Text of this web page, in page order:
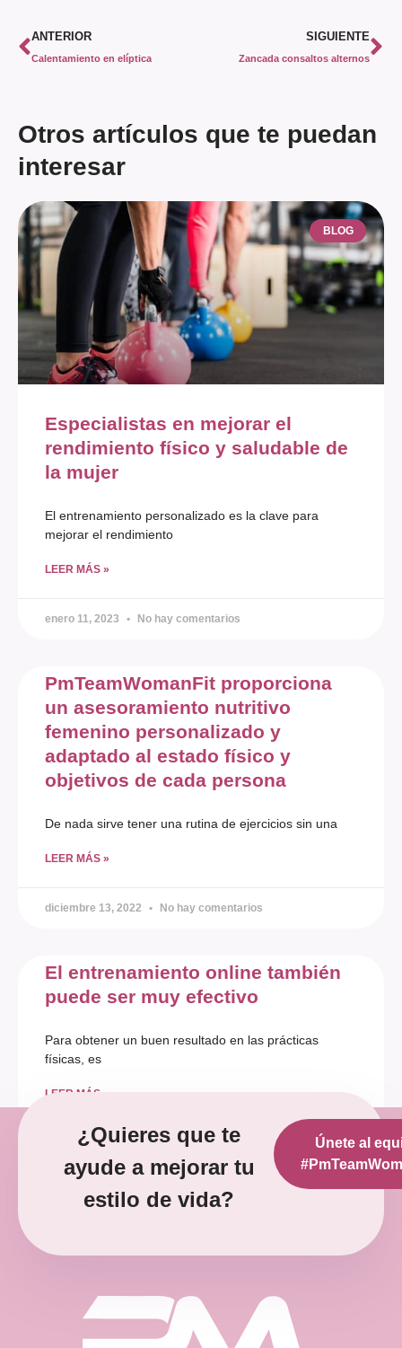
ANTERIOR
Calentamiento en elíptica
SIGUIENTE
Zancada consaltos alternos
Otros artículos que te puedan
interesar
BLOG
Especialistas en mejorar el
rendimiento físico y saludable de
la mujer
El entrenamiento personalizado es la clave para
mejorar el rendimiento
LEER MÁS »
enero 11, 2023 No hay comentarios
PmTeamWomanFit proporciona
un asesoramiento nutritivo
femenino personalizado y
adaptado al estado físico y
objetivos de cada persona
De nada sirve tener una rutina de ejercicios sin una
LEER MÁS »
diciembre 13, 2022 No hay comentarios
El entrenamiento online también
puede ser muy efectivo
Para obtener un buen resultado en las prácticas
físicas, es
LEER MÁS »
diciembre 12, 2022 No hay comentarios
¿Quieres que te
ayude a mejorar tu
estilo de vida?
Únete al